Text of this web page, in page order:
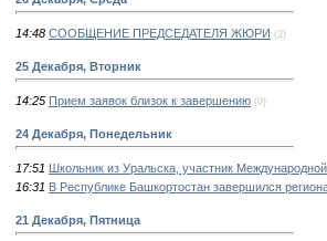
14:48 СООБЩЕНИЕ ПРЕДСЕДАТЕЛЯ ЖЮРИ (2)
25 Декабря, Вторник
14:25 Прием заявок близок к завершению (0)
24 Декабря, Понедельник
17:51 Школьник из Уральска, участник
16:31 В Республике Башкортостан завершился
21 Декабря, Пятница